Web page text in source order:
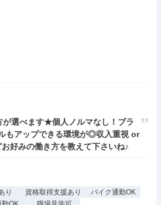
が選べます★個人ノルマなし！ブラ
もアップできる環境が◎収入重視 or
好みの働き方を教えて下さいね♪
り 資格取得支援あり
バイク通勤OK